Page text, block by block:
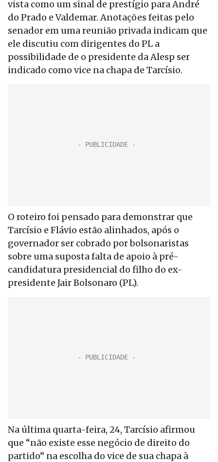
vista como um sinal de prestígio para André
do Prado e Valdemar. Anotações feitas pelo
senador em uma reunião privada indicam que
ele discutiu com dirigentes do PL a
possibilidade de o presidente da Alesp ser
indicado como vice na chapa de Tarcísio.
O roteiro foi pensado para demonstrar que
Tarcísio e Flávio estão alinhados, após o
governador ser cobrado por bolsonaristas
sobre uma suposta falta de apoio à pré-
candidatura presidencial do filho do ex-
presidente Jair Bolsonaro (PL).
Na última quarta-feira, 24, Tarcísio afirmou
que “não existe esse negócio de direito do
partido” na escolha do vice de sua chapa à